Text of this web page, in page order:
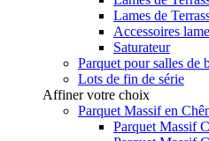
Lames de
Accessoires
Saturateur
Parquet pour salles de
Lots de fin de série
Affiner votre choix
Parquet Massif en
Parquet Massif